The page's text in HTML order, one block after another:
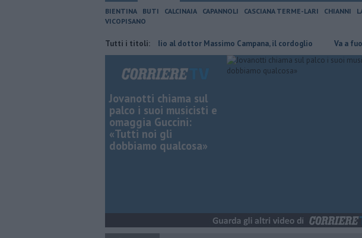
BIENTINA BUTI CALCINAIA CAPANNOLI CASCIANA TERME-LARI CHIANNI
VICOPISANO
Tutti i titoli:
Addio al dottor Massimo Campana, il cordoglio Va a fuoco un
Jovanotti chiama sul
palco i suoi musicisti e
omaggia Guccini:
«Tutti noi gli
dobbiamo qualcosa»